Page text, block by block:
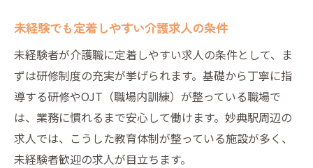
未経験でも定着しやすい介護求人の条件
未経験者が介護職に定着しやすい求人の条件として、ま
ずは研修制度の充実が挙げられます。基礎から丁寧に指
導する研修やOJT（職場内訓練）が整っている職場で
は、業務に慣れるまで安心して働けます。妙典駅周辺の
求人では、こうした教育体制が整っている施設が多く、
未経験者歓迎の求人が目立ちます。